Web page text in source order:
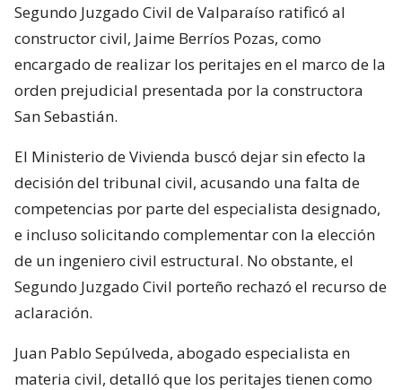
Segundo Juzgado Civil de Valparaíso ratificó al
constructor civil, Jaime Berríos Pozas, como
encargado de realizar los peritajes en el marco de la
orden prejudicial presentada por la constructora
San Sebastián.
El Ministerio de Vivienda buscó dejar sin efecto la
decisión del tribunal civil, acusando una falta de
competencias por parte del especialista designado,
e incluso solicitando complementar con la elección
de un ingeniero civil estructural. No obstante, el
Segundo Juzgado Civil porteño rechazó el recurso de
aclaración.
Juan Pablo Sepúlveda, abogado especialista en
materia civil, detalló que los peritajes tienen como